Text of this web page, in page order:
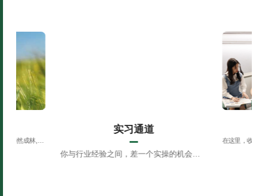
播下希望的种子， 终将有一日泰然成林,成为栋梁之才
实习通道
你与行业经验之间，差一个实操的机会和探索的过程